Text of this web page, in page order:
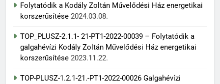
Folytatódik a Kodály Zoltán Művelődési Ház energetikai
korszerűsítése 2024.03.08.
TOP_PLUSZ-2.1.1- 21-PT1-2022-00039 – Folytatódik a
galgahévízi Kodály Zoltán Művelődési Ház energetikai
korszerűsítése 2023.11.22.
TOP-PLUSZ-1.2.1-21.-PT1-2022-00026 Galgahévízi